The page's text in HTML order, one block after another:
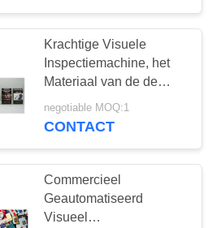
21
Krachtige Visuele
Inspectiemachine, het
Materiaal van de de
Visieinspectie van de
Arbeidsbesparing
negotiable MOQ:1
CONTACT
Commercieel
Geautomatiseerd
Visueel